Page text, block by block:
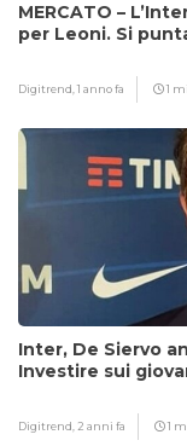
MERCATO –
per Leoni. Si
Digitrend,1 anno fa 1
Inter, De Siervo
Investire sui
Digitrend, 2 anni fa 1